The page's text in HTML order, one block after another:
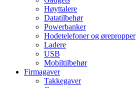
Høyttalere
Datatilbehør
Powerbanker
Hodetelefoner og ørepropper
Ladere
USB
Mobiltilbehør
Firmagaver
Takkegaver